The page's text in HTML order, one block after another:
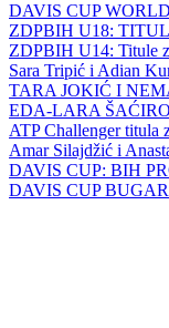
DAVIS CUP
ZDPBIH U18:
ZDPBIH U14: Titule
Sara Tripić i Adian
TARA JOKIĆ I
EDA-LARA
ATP Challenger titula
Amar Silajdžić i
DAVIS CUP: BIH
DAVIS CUP